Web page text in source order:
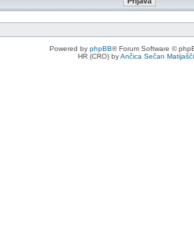
Powered by phpBB® Forum Software ©
HR (CRO) byAnčica Sečan